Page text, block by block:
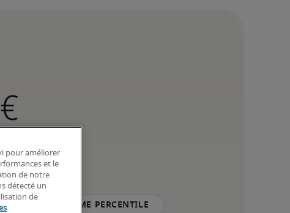
75ème percentile
pour améliorer
et le
de notre
détecté un
de
.